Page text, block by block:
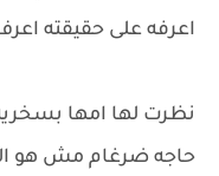
اعرفه على حقيقته
نظرت لها امها
حاجه ضرغام مش هو